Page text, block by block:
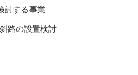
討する事業
路の設置検討